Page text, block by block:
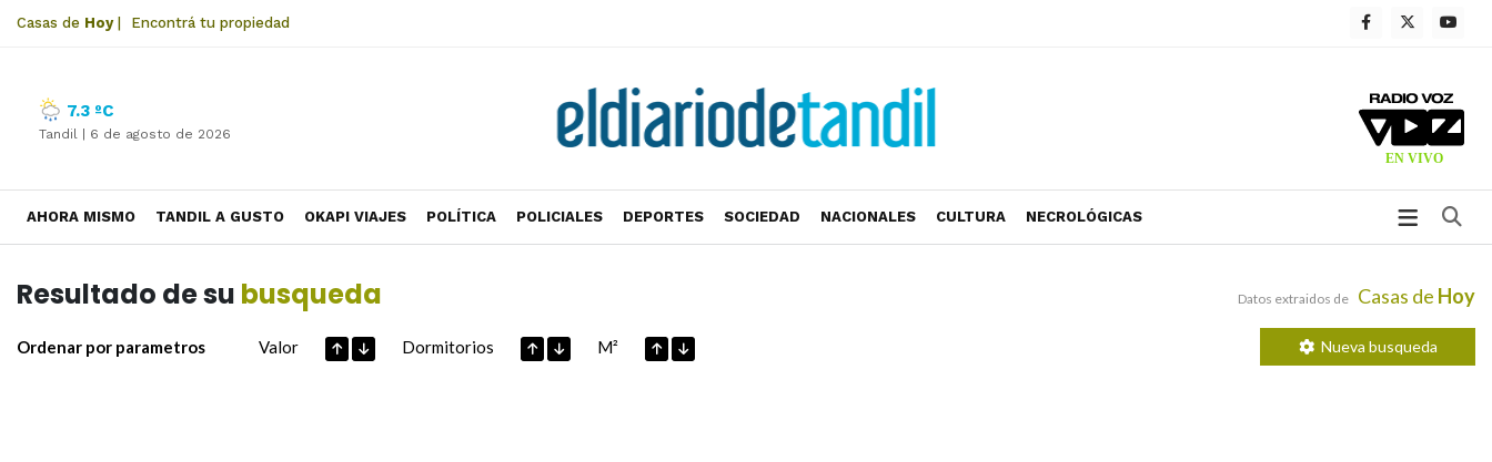
Casas de Hoy| Encontrá tu propiedad
7.3 ºC
Tandil | 6 de agosto de 2026
AHORA MISMO TANDIL A GUSTO OKAPI VIAJES POLÍTICA POLICIALES DEPORTES SOCIEDAD NACIONALES CULTURA NECROLÓGICAS
Resultado de su busqueda Datos extraidos de Casas de Hoy
Ordenar por parametros Valor Dormitorios M² Nueva busqueda